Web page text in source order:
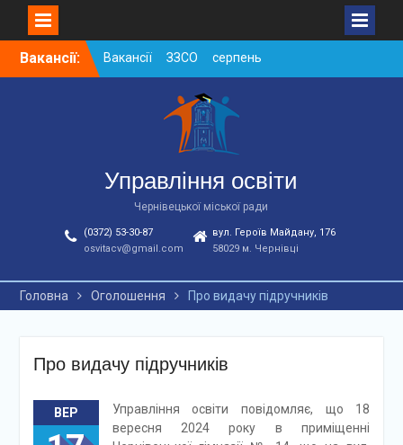
SkipВакансії:
Вакансії ЗЗСО серпень
2026
Вакансії ЗЗСО червень
Вакансії у ЗДО та
дошкільних підрозділах
ЗЗСО станом на
01.08.2026 р.
Управління освіти
Чернівецької міської ради
(0372) 53-30-87
osvitacv@gmail.com
вул. Героїв Майдану, 176
58029 м. Чернівці
Головна Оголошення Про видачу підручників
Про видачу підручників
ВЕР
Управління освіти повідомляє, що 18
вересня 2024 року в приміщенні